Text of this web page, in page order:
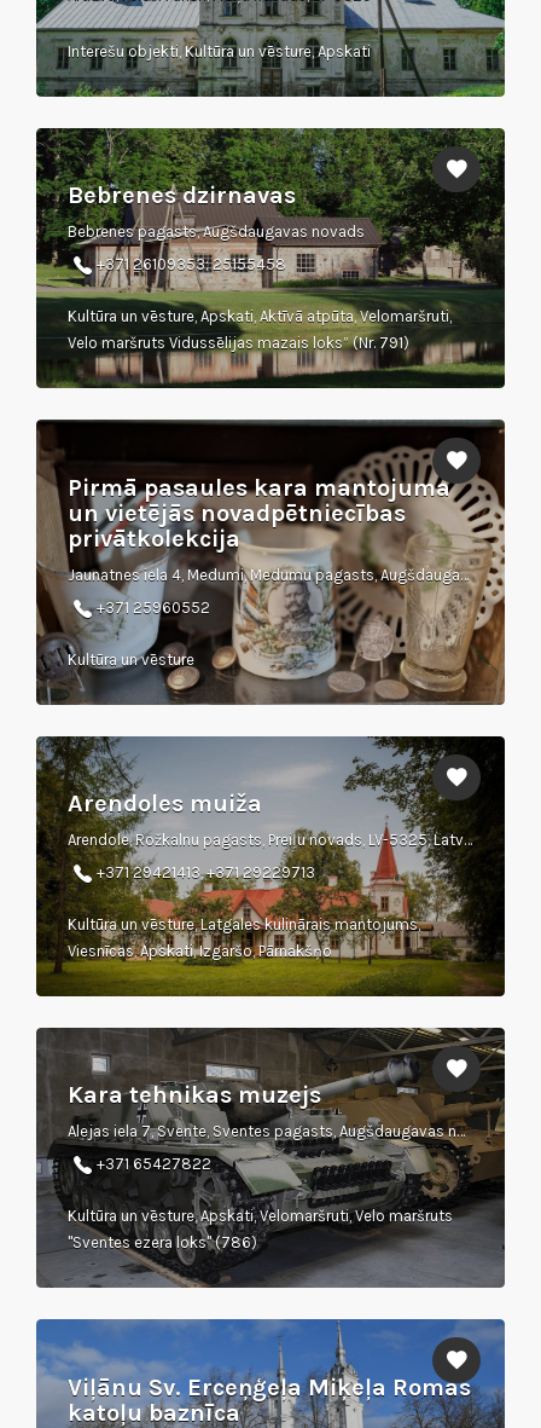
Interešu objekti, Kultūra un vēsture, Apskati
Bebrenes dzirnavas
Bebrenes pagasts, Augšdaugavas novads
+371 26109353; 25155458
Kultūra un vēsture, Apskati, Aktīvā atpūta, Velomaršruti,
Velo maršruts Vidussēlijas mazais loks” (Nr. 791)
Pirmā pasaules kara mantojuma
un vietējās novadpētniecības
privātkolekcija
Jaunatnes iela 4, Medumi, Medumu pagasts, Augšdaugavas novads, Latvija
+371 25960552
Kultūra un vēsture
Arendoles muiža
Arendole, Rožkalnu pagasts, Preiļu novads, LV-5325, Latvija
+371 29421413, +371 29229713
Kultūra un vēsture, Latgales kulinārais mantojums,
Viesnīcas, Apskati, Izgaršo, Pārnakšņo
Kara tehnikas muzejs
Alejas iela 7, Svente, Sventes pagasts, Augšdaugavas novads
+371 65427822
Kultūra un vēsture, Apskati, Velomaršruti, Velo maršruts
"Sventes ezera loks" (786)
Viļānu Sv. Erceņģeļa Miķeļa Romas
katoļu baznīca